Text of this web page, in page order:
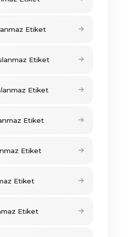
Etiket
Etiket
Etiket
Etiket
Etiket
Etiket
Etiket